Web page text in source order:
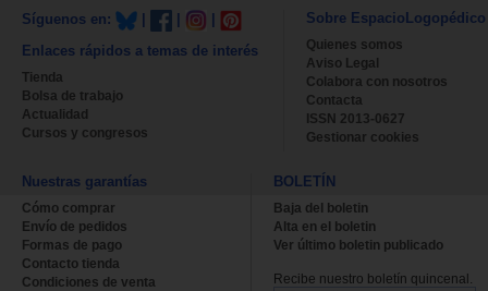
Síguenos en:
Enlaces rápidos a temas de interés
Tienda
Bolsa de trabajo
Actualidad
Cursos y congresos
Sobre EspacioLogopédico
Quienes somos
Aviso Legal
Colabora con nosotros
Contacta
ISSN 2013-0627
Gestionar cookies
Nuestras garantías
Cómo comprar
Envío de pedidos
Formas de pago
Contacto tienda
Condiciones de venta
BOLETÍN
Baja del boletin
Alta en el boletin
Ver último boletin publicado
Recibe nuestro boletín quincenal.